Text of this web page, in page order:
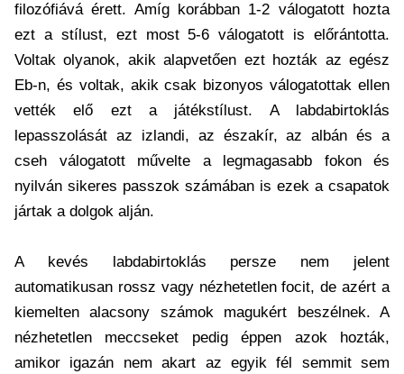
filozófiává érett. Amíg korábban 1-2 válogatott hozta
ezt a stílust, ezt most 5-6 válogatott is előrántotta.
Voltak olyanok, akik alapvetően ezt hozták az egész
Eb-n, és voltak, akik csak bizonyos válogatottak ellen
vették elő ezt a játékstílust. A labdabirtoklás
lepasszolását az izlandi, az északír, az albán és a
cseh válogatott művelte a legmagasabb fokon és
nyilván sikeres passzok számában is ezek a csapatok
jártak a dolgok alján.
A kevés labdabirtoklás persze nem jelent
automatikusan rossz vagy nézhetetlen focit, de azért a
kiemelten alacsony számok magukért beszélnek. A
nézhetetlen meccseket pedig éppen azok hozták,
amikor igazán nem akart az egyik fél semmit sem